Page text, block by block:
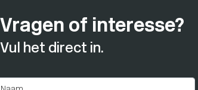
Vragen of interesse?
Vul het direct in.